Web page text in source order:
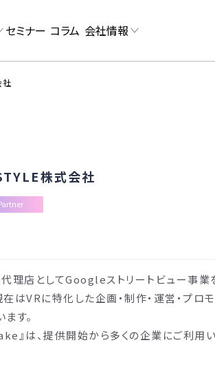
セミナー コラム 会社情報
社
株式会社
店としてGoogleストリートビュー事業
在はVRに特化した企画・制作・運営・プロ
す。
は、提供開始から多くの企業にご利用い